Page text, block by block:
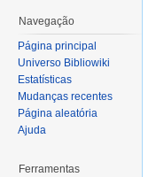
Navegação
Página principal
Universo Bibliowiki
Estatísticas
Mudanças recentes
Página aleatória
Ajuda
Ferramentas